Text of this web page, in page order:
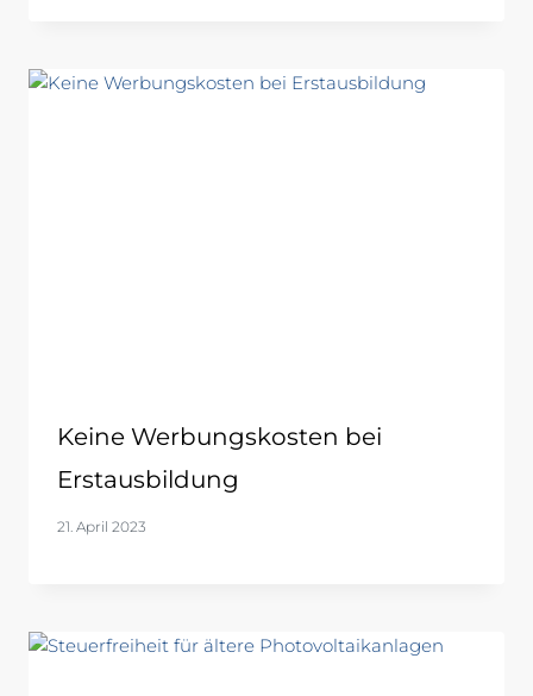
Keine Werbungskosten bei
Erstausbildung
21. April 2023